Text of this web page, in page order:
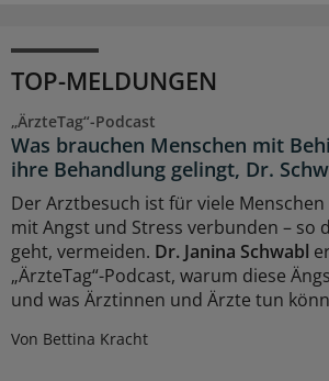
TOP-MELDUNGEN
„ÄrzteTag“-Podcast
Was brauchen Menschen mit
ihre Behandlung gelingt, Dr.
Der Arztbesuch ist für viele
mit Angst und Stress verbunden – so
geht, vermeiden. Dr. Janina Schwabl
„ÄrzteTag“-Podcast, warum diese
und was Ärztinnen und Ärzte tun
Von Bettina Kracht